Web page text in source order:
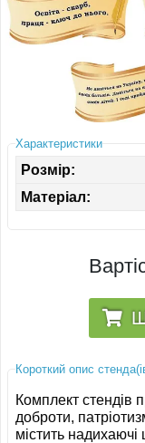
СТЕНДИ ДЛЯ
СТЕНДИ ДЛЯ
Характеристики
Розмір:
Матеріал:
Короткий опис
Комплект стендів
доброти,
містить надихаючі